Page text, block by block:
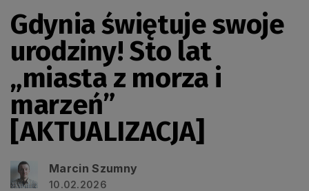
Gdynia świętuje swoje
urodziny! Sto lat
„miasta z morza i
marzeń”
[AKTUALIZACJA]
Marcin Szumny
10.02.2026